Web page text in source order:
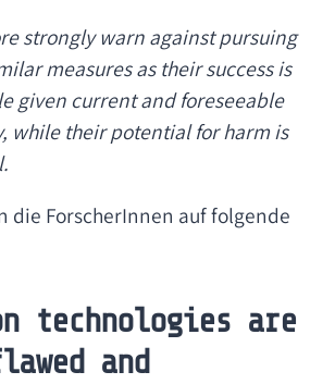
strongly warn against pursuing
measures as their success is
given current and foreseeable
while their potential for harm is
.
die ForscherInnen auf folgende
technologies are
and